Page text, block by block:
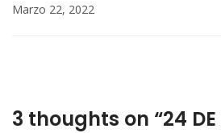
Marzo 22, 2022
3 thoughts on “24 DE